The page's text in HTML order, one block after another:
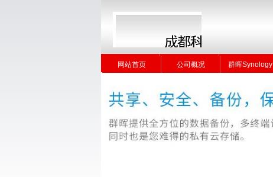
网站首页 公司概况 群晖Synology
网站首页 公司概况 群晖Synology